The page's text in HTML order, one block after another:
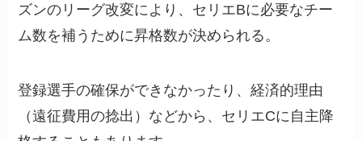
ズンのリーグ改変により、セリエBに必要なチー
ム数を補うために昇格数が決められる。
登録選手の確保ができなかったり、経済的理由
（遠征費用の捻出）などから、セリエCに自主降